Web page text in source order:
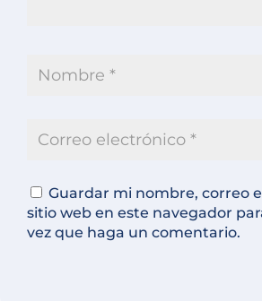
Guardar mi nombre, correo
sitio web en este navegador
vez que haga un comentario.